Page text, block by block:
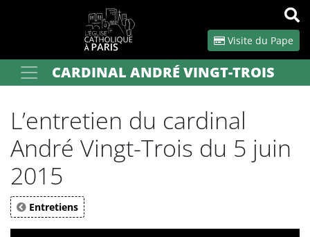
Visite du Pape
Votre recherche OK
CARDINAL ANDRÉ VINGT-TROIS
L’entretien du cardinal
André Vingt-Trois du 5 juin
2015
Entretiens
Panneau de gestion des cookies